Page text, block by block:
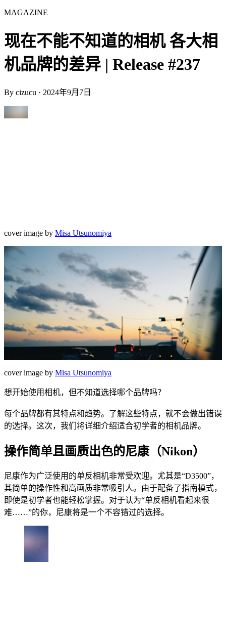
MAGAZINE
现在不能不知道的相机 各大相
机品牌的差异 | Release #237
By cizucu · 2024年9月7日
cover image by Misa Utsunomiya
cover image by Misa Utsunomiya
想开始使用相机，但不知道选择哪个品牌吗？
每个品牌都有其特点和趋势。了解这些特点，就不会做出错误
的选择。这次，我们将详细介绍适合初学者的相机品牌。
操作简单且画质出色的尼康（Nikon）
尼康作为广泛使用的单反相机非常受欢迎。尤其是“D3500”，
其简单的操作性和高画质非常吸引人。由于配备了指南模式，
即使是初学者也能轻松掌握。对于认为“单反相机看起来很
难……”的你，尼康将是一个不容错过的选择。